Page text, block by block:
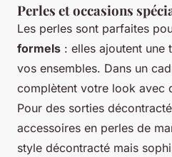
Perles et occasions
Les perles sont parfaites
formels : elles ajoutent une
vos ensembles. Dans un
complètent votre look avec
Pour des sorties
accessoires en perles de
style décontracté mais